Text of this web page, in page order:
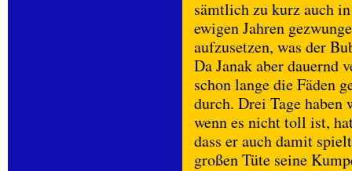
sämtlich zu kurz auch
ewigen Jahren
aufzusetzen, was der
Da Janak aber dauernd
schon lange die Fäden
durch. Drei Tage
wenn es nicht toll ist,
dass er auch damit
großen Tüte seine